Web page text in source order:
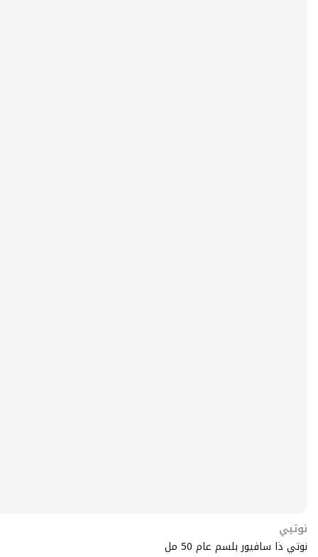
نوتيي
نوتي ذا سافيور بلسم عام 50 مل